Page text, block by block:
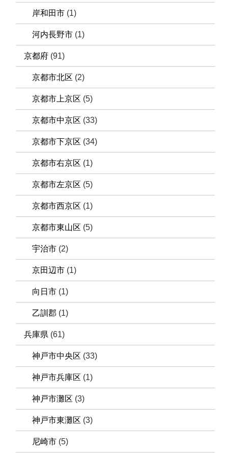
岸和田市 (1)
河内長野市 (1)
京都府 (91)
京都市北区 (2)
京都市上京区 (5)
京都市中京区 (33)
京都市下京区 (34)
京都市右京区 (1)
京都市左京区 (5)
京都市西京区 (1)
京都市東山区 (5)
宇治市 (2)
京田辺市 (1)
向日市 (1)
乙訓郡 (1)
兵庫県 (61)
神戸市中央区 (33)
神戸市兵庫区 (1)
神戸市灘区 (3)
神戸市東灘区 (3)
尼崎市 (5)